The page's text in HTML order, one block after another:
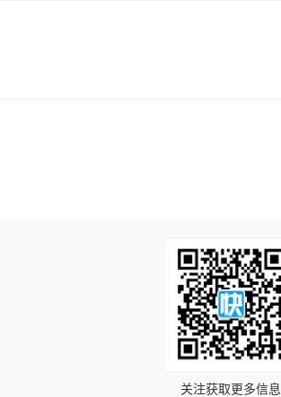
关注获取更多信息